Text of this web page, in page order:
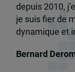
depuis 2010,
je suis fier de
dynamique et
Bernard